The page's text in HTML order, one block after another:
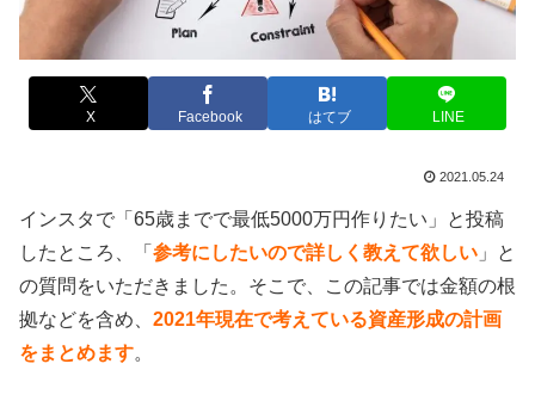
X Facebook はてブ LINE
2021.05.24
インスタで「65歳までで最低5000万円作りたい」と投稿
したところ、「 参考にしたいので詳しく教えて欲しい 」と
の質問をいただきました。そこで、この記事では金額の根
拠などを含め、 2021年現在で考えている資産形成の計画
をまとめます。